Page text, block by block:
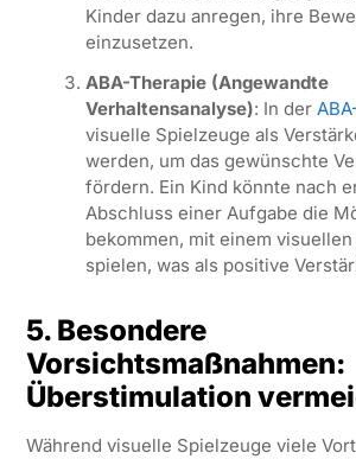
Kinder dazu anregen, ihre
einzusetzen.
ABA-Therapie (Angewandte
Verhaltensanalyse): In der
visuelle Spielzeuge als
werden, um das gewünschte
fördern. Ein Kind könnte nach
Abschluss einer Aufgabe die
bekommen, mit einem
spielen, was als positive
5. Besondere
Vorsichtsmaßnahmen:
Überstimulation
Während visuelle Spielzeuge viele